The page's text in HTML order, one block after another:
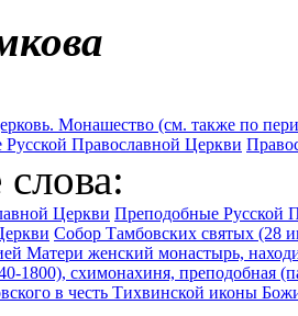
Монашество (см. также по
Русской Православной Церкви
Церкви Преподобные Русской
Собор Тамбовских святых (28
Матери женский монастырь,
1800), схимонахиня, преподобная
в честь Тихвинской иконы